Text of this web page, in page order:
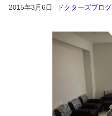
2015年3月6日 ドクターズブログ